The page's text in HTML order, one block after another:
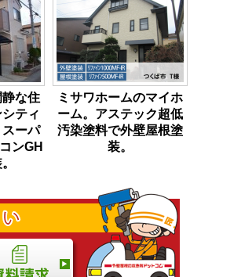
な住
ティ
ーパ
ンGH
ミサワホームのマイホ
ーム。アステック超低
汚染塗料で外壁屋根塗
装。